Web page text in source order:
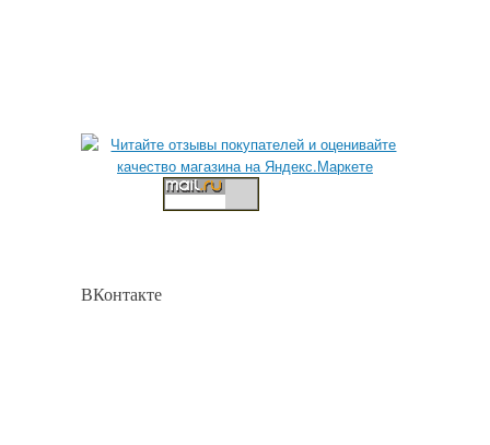
ВКонтакте